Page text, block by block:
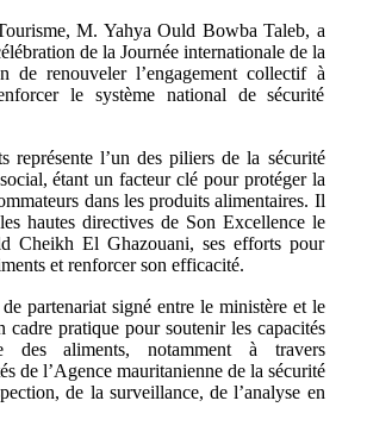
M. Yahya Ould Bowba Taleb, a
de la Journée internationale de la
de renouveler l’engagement collectif à
le système national de sécurité
représente l’un des piliers de la sécurité
étant un facteur clé pour protéger la
dans les produits alimentaires. Il
hautes directives de Son Excellence le
Cheikh El Ghazouani, ses efforts pour
et renforcer son efficacité.
partenariat signé entre le ministère et le
pratique pour soutenir les capacités
des aliments, notamment à travers
de l’Agence mauritanienne de la sécurité
de la surveillance, de l’analyse en